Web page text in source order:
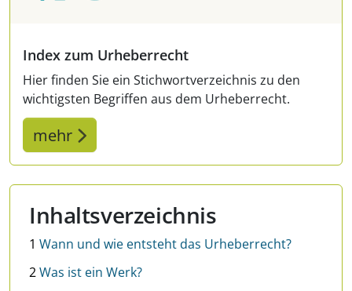
Index zum Urheberrecht
Hier finden Sie ein Stichwortverzeichnis zu den
wichtigsten Begriffen aus dem Urheberrecht.
mehr
Inhaltsverzeichnis
1 Wann und wie entsteht das Urheberrecht?
2Was ist ein Werk?